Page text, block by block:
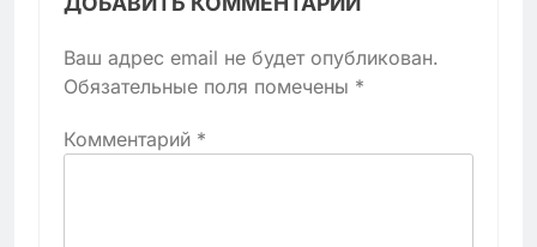
Ваш адрес email не будет опубликован.
Обязательные поля помечены *
Комментарий *